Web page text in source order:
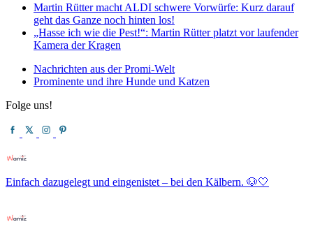
Martin Rütter macht ALDI schwere Vorwürfe: Kurz darauf
geht das Ganze noch hinten los!
„Hasse ich wie die Pest!“: Martin Rütter platzt vor laufender
Kamera der Kragen
Nachrichten aus der Promi-Welt
Prominente und ihre Hunde und Katzen
Folge uns!
Einfach dazugelegt und eingenistet – bei den Kälbern. 🐶🤍